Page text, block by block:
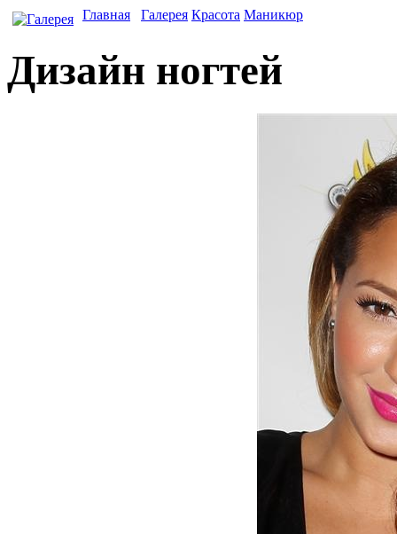
Главная Галерея Красота Маникюр
Дизайн ногтей